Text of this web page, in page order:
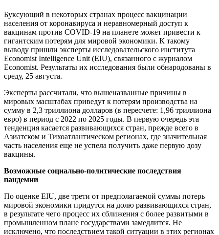
Буксующий в некоторых странах процесс вакцинации
населения от коронавируса и неравномерный доступ к
вакцинам против COVID-19 на планете может привести к
гигантским потерям для мировой экономики. К такому
выводу пришли эксперты исследовательского института
Economist Intelligence Unit (EIU), связанного с журналом
Economist. Результаты их исследования были обнародованы в
среду, 25 августа.
Эксперты рассчитали, что вышеназванные причины в
мировых масштабах приведут к потерям производства на
сумму в 2,3 триллиона долларов (в пересчете: 1,96 триллиона
евро) в период с 2022 по 2025 годы. В первую очередь эта
тенденция касается развивающихся стран, прежде всего в
Азиатском и Тихоатлантическом регионах, где значительная
часть населения еще не успела получить даже первую дозу
вакцины.
Возможные социально-политические последствия
пандемии
По оценке EIU, две трети от предполагаемой суммы потерь
мировой экономики придутся на долю развивающихся стран,
в результате чего процесс их сближения с более развитыми в
промышленном плане государствами замедлится. Не
исключено, что последствием такой ситуации в этих регионах